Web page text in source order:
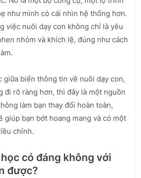
như mình có cái nhìn hệ thống hơn.
việc nuôi dạy con không chỉ là yêu
nhóm và khích lệ, đúng như cách
giữa biển thông tin về nuôi dạy con,
đi rõ ràng hơn, thì đây là một nguồn
làm bạn thay đổi hoàn toàn,
giúp bạn bớt hoang mang và có một
chỉnh.
có đáng không với
được?